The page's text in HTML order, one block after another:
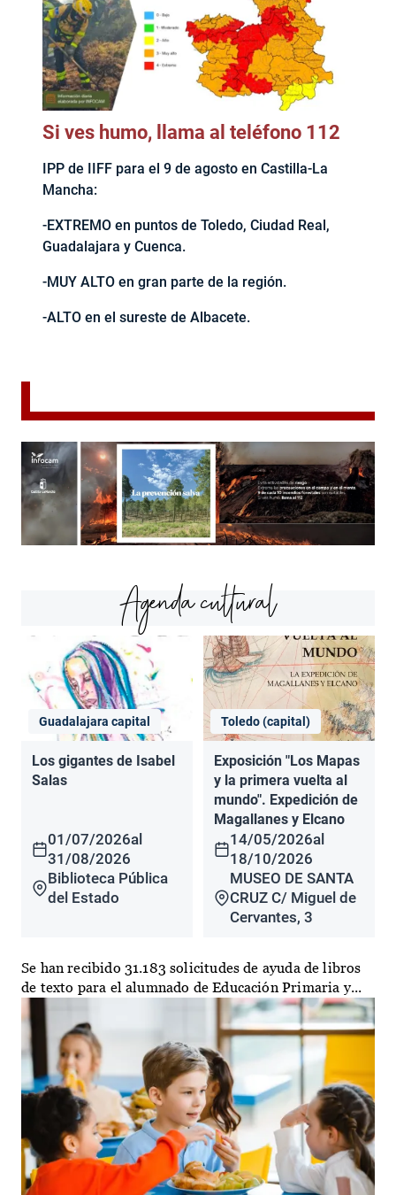
Si ves humo, llama al teléfono 112
IPP de IIFF para el 9 de agosto en Castilla-La
Mancha:
-EXTREMO en puntos de Toledo, Ciudad Real,
Guadalajara y Cuenca.
-MUY ALTO en gran parte de la región.
-ALTO en el sureste de Albacete.
Agenda cultural
Guadalajara capital
Los gigantes de Isabel
Salas
01/07/2026al
31/08/2026
Biblioteca Pública
del Estado
Toledo (capital)
Exposición "Los Mapas
y la primera vuelta al
mundo". Expedición de
Magallanes y Elcano
14/05/2026al
18/10/2026
MUSEO DE SANTA
CRUZ C/ Miguel de
Cervantes, 3
Se han recibido 31.183 solicitudes de ayuda de libros
de texto para el alumnado de Educación Primaria y...